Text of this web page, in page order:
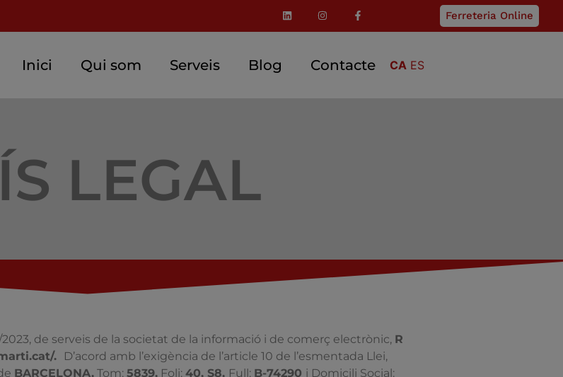
Ferreteria Online
Inici Qui som Serveis Blog Contacte CA ES
LEGAL
de serveis de la societat de la informació i de comerç electrònic, R
.
D’acord amb l’exigència de l’article 10 de l’esmentada Llei,
BARCELONA, Tom: 5839, Foli: 40, S8, Full: B-74290 i Domicili Social: